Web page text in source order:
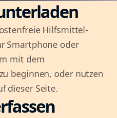
Hilfsmittel-
Smartphone oder
mit dem
beginnen, oder nutzen
dieser Seite.